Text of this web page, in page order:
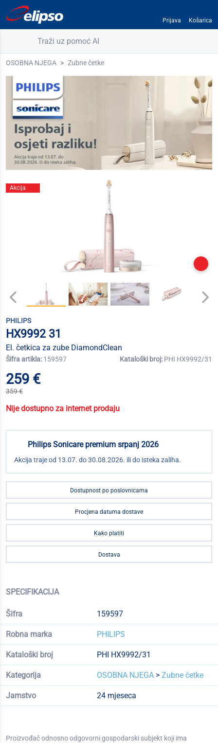
Prijava Košarica
Traži uz pomoć AI
OSOBNA NJEGA Zubne četke
Akcija
PHILIPS
HX9992 31
El. četkica za zube DiamondClean
Šifra artikla: 159597 Kataloški broj: PHI HX9992/31
259 €
359 €
Nije dostupno za internet prodaju
Philips Sonicare premium srpanj 2026
Akcija traje od 13.07. do 30.08.2026. ili do isteka zaliha.
Dostupnost po poslovnicama
Procjena datuma dostave
Kako platiti
Dostava
SPECIFIKACIJA
Šifra 159597
Robna marka PHILIPS
Kataloški broj PHI HX9992/31
Kategorija OSOBNA NJEGA> Zubne četke
Jamstvo 24 mjeseca
Proizvođač odnosno odgovorni gospodarski subjekt koji ima